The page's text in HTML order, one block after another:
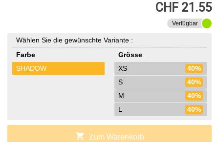
CHF 21.55
Verfügbar
Wählen Sie die gewünschte Variante :
Farbe
SHADOW
Grösse
XS
40%
S
40%
M
40%
L
40%
shopping_cart Zum Warenkorb